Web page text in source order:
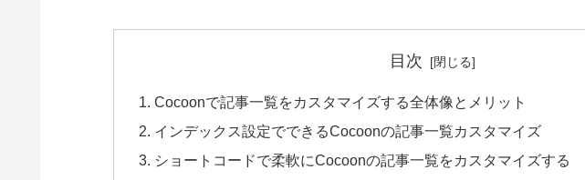
目次
Cocoonで記事一覧をカスタマイズする全体像とメリット
インデックス設定でできるCocoonの記事一覧カスタマイズ
ショートコードで柔軟にCocoonの記事一覧をカスタマイズする